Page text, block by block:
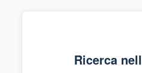
Ricerca